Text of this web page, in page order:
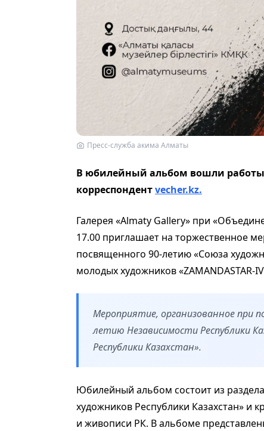
Пресс-служба акима Алматы
В юбилейный альбом вошли работы
корреспондентvecher.kz.
Галерея «Almaty Gallery» при
17.00 приглашает на торжественное
посвященного 90-летию «Союза
молодых художников «ZAMANDASTAR-
Мероприятие, организованное при
летию Независимости Республики
Республики Казахстан».
Юбилейный альбом состоит из
художников Республики Казахстан» и
и живописи РК. В альбоме